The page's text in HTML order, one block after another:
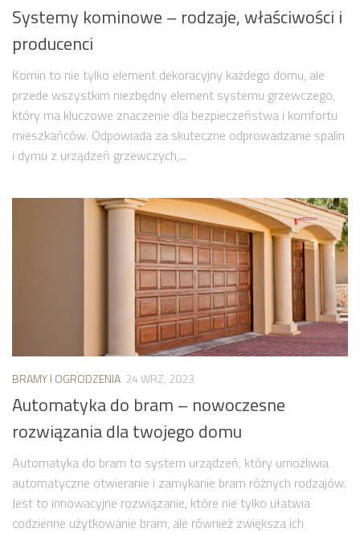
Systemy kominowe – rodzaje, właściwości i
producenci
Komin to nie tylko element dekoracyjny każdego domu, ale
przede wszystkim niezbędny element systemu grzewczego,
który ma kluczowe znaczenie dla bezpieczeństwa i komfortu
mieszkańców. Odpowiada za skuteczne odprowadzanie spalin
i dymu z urządzeń grzewczych,...
BRAMY I OGRODZENIA 24 WRZ, 2023
Automatyka do bram – nowoczesne
rozwiązania dla twojego domu
Automatyka do bram to system urządzeń, który umożliwia
automatyczne otwieranie i zamykanie bram różnych rodzajów.
Jest to innowacyjne rozwiązanie, które nie tylko ułatwia
codzienne użytkowanie bram, ale również zwiększa ich